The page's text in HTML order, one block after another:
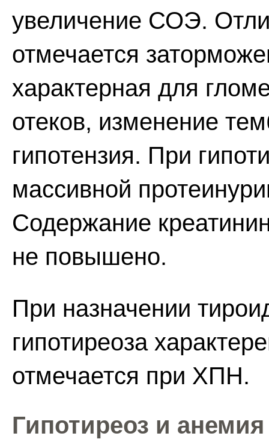
увеличение СОЭ.
отмечается
характерная для
отеков, изменение
гипотензия. При
массивной
Содержание
не повышено.
При назначении
гипотиреоза
отмечается при ХПН.
Гипотиреоз и анемия